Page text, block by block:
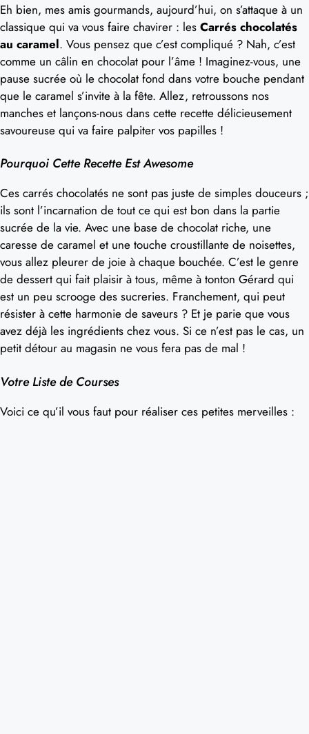
Eh bien, mes amis gourmands, aujourd’hui, on s’attaque à un
classique qui va vous faire chavirer : les Carrés chocolatés
au caramel. Vous pensez que c’est compliqué ? Nah, c’est
comme un câlin en chocolat pour l’âme ! Imaginez-vous, une
pause sucrée où le chocolat fond dans votre bouche pendant
que le caramel s’invite à la fête. Allez, retroussons nos
manches et lançons-nous dans cette recette délicieusement
savoureuse qui va faire palpiter vos papilles !
Pourquoi Cette Recette Est Awesome
Ces carrés chocolatés ne sont pas juste de simples douceurs ;
ils sont l’incarnation de tout ce qui est bon dans la partie
sucrée de la vie. Avec une base de chocolat riche, une
caresse de caramel et une touche croustillante de noisettes,
vous allez pleurer de joie à chaque bouchée. C’est le genre
de dessert qui fait plaisir à tous, même à tonton Gérard qui
est un peu scrooge des sucreries. Franchement, qui peut
résister à cette harmonie de saveurs ? Et je parie que vous
avez déjà les ingrédients chez vous. Si ce n’est pas le cas, un
petit détour au magasin ne vous fera pas de mal !
Votre Liste de Courses
Voici ce qu’il vous faut pour réaliser ces petites merveilles :